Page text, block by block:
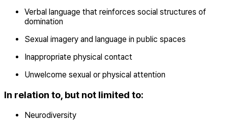
Verbal language that reinforces social structures of
domination
Sexual imagery and language in public spaces
Inappropriate physical contact
Unwelcome sexual or physical attention
In relation to, but not limited to:
Neurodiversity